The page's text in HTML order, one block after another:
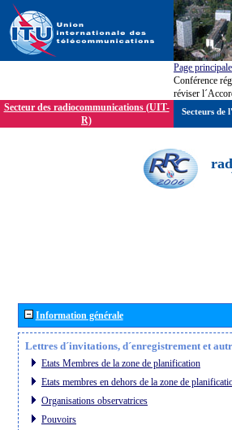
Page principale
Conférence
réviser
Secteur des radiocommunications (UIT-
R)
Information générale
Lettres d´invitations, d´enregistrement et
Etats Membres de la zone de planification
Etats membres en dehors de la zone de
Organisations observatrices
Pouvoirs
Secteurs de